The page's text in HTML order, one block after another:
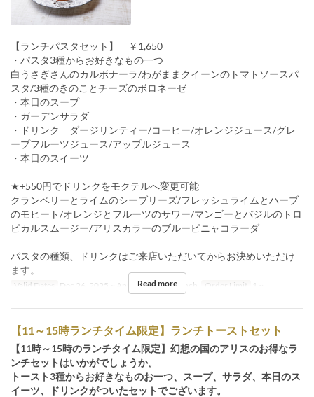
【ランチパスタセット】 ￥1,650
・パスタ3種からお好きなもの一つ
白うさぎさんのカルボナーラ/わがままクイーンのトマトソースパ
スタ/3種のきのことチーズのボロネーゼ
・本日のスープ
・ガーデンサラダ
・ドリンク ダージリンティー/コーヒー/オレンジジュース/グレ
ープフルーツジュース/アップルジュース
・本日のスイーツ
★+550円でドリンクをモクテルへ変更可能
クランベリーとライムのシーブリーズ/フレッシュライムとハーブ
のモヒート/オレンジとフルーツのサワー/マンゴーとバジルのトロ
ピカルスムージー/アリスカラーのブルーピニャコラーダ
パスタの種類、ドリンクはご来店いただいてからお決めいただけ
ます。
Valid Dates Dec 26, 2025 ~ Apr 30 Meals Lunch Order Limit 1 ~
Read more
【11～15時ランチタイム限定】ランチトーストセット
【11時～15時のランチタイム限定】幻想の国のアリスのお得なラ
ンチセットはいかがでしょうか。
トースト3種からお好きなものお一つ、スープ、サラダ、本日のス
イーツ、ドリンクがついたセットでございます。